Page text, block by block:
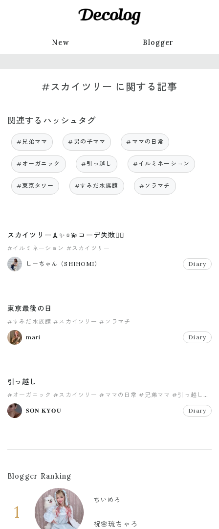
New Blogger
#スカイツリー に関する記事
関連するハッシュタグ
#兄弟ママ #男の子ママ #ママの日常
#オーガニック #引っ越し #イルミネーション
#東京タワー #すみだ水族館 #ソラマチ
スカイツリー🗼✨⭐️💫コーデ失敗🙅‍♀️
#イルミネーション #スカイツリー
しーちゃん（SHIHOMI） Diary
東京最後の日
#すみだ水族館 #スカイツリー #ソラマチ
mari Diary
引っ越し
#オーガニック #スカイツリー #ママの日常 #兄弟ママ #引っ越し
#東京タワー
𝐒𝐎𝐍 𝐊𝐘𝐎𝐔
Diary
Blogger Ranking
1
ちいめろ
祝🌸琉ちゃろ